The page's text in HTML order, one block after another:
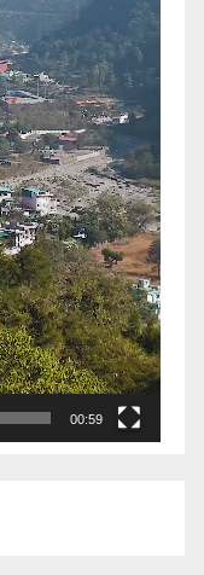
00:59